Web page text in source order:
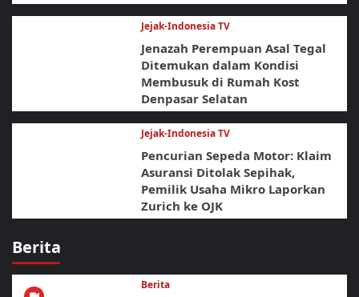
Jejak-Indonesia TV
Jenazah Perempuan Asal Tegal
Ditemukan dalam Kondisi
Membusuk di Rumah Kost
Denpasar Selatan
Jejak-Indonesia TV
Pencurian Sepeda Motor: Klaim
Asuransi Ditolak Sepihak,
Pemilik Usaha Mikro Laporkan
Zurich ke OJK
Berita
Berita